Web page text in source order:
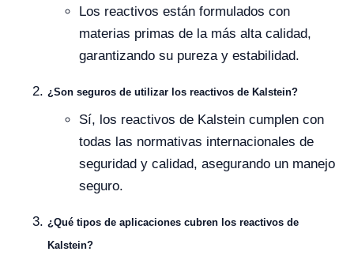
Los reactivos están formulados con
materias primas de la más alta calidad,
garantizando su pureza y estabilidad.
¿Son seguros de utilizar los reactivos de Kalstein?
Sí, los reactivos de Kalstein cumplen con
todas las normativas internacionales de
seguridad y calidad, asegurando un manejo
seguro.
¿Qué tipos de aplicaciones cubren los reactivos de
Kalstein?